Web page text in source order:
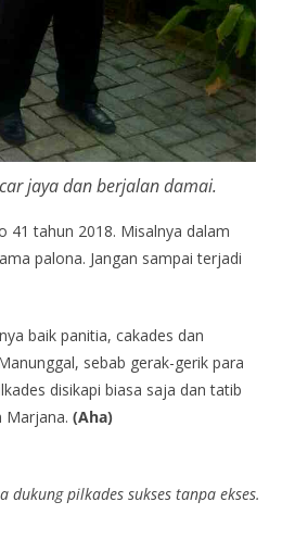
jaya dan berjalan damai.
41 tahun 2018. Misalnya dalam
palona. Jangan sampai terjadi
baik panitia, cakades dan
sebab gerak-gerik para
disikapi biasa saja dan tatib
Marjana. (Aha)
pilkades sukses tanpa ekses.